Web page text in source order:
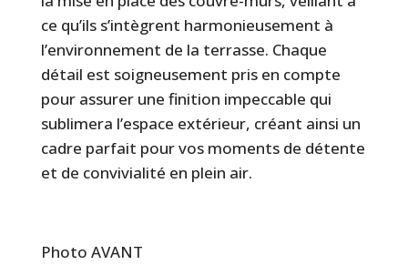
ce qu’ils s’intègrent harmonieusement à
l’environnement de la terrasse. Chaque
détail est soigneusement pris en compte
pour assurer une finition impeccable qui
sublimera l’espace extérieur, créant ainsi un
cadre parfait pour vos moments de détente
et de convivialité en plein air.
Photo AVANT